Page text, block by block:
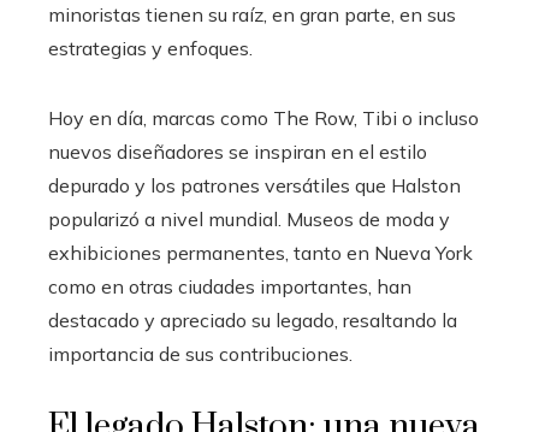
minoristas tienen su raíz, en gran parte, en sus
estrategias y enfoques.
Hoy en día, marcas como The Row, Tibi o incluso
nuevos diseñadores se inspiran en el estilo
depurado y los patrones versátiles que Halston
popularizó a nivel mundial. Museos de moda y
exhibiciones permanentes, tanto en Nueva York
como en otras ciudades importantes, han
destacado y apreciado su legado, resaltando la
importancia de sus contribuciones.